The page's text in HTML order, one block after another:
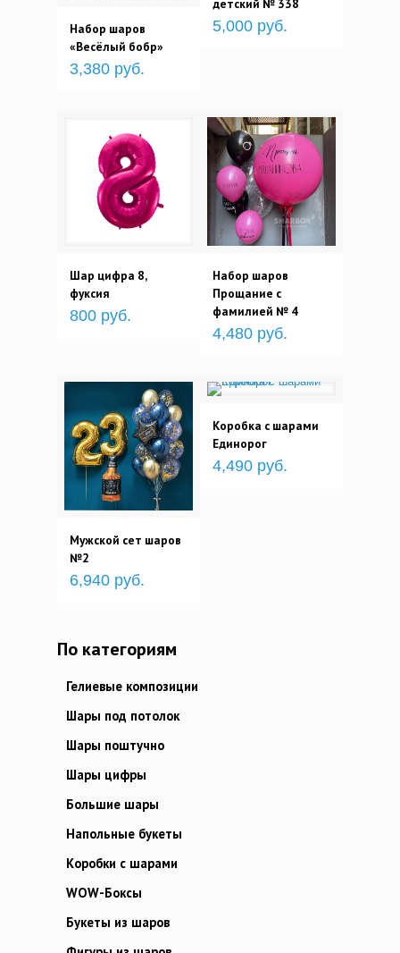
Набор шаров
«Весёлый бобр»
3,380 руб.
детский № 338
5,000 руб.
Шар цифра 8,
фуксия
800 руб.
Набор шаров
Прощание с
фамилией № 4
4,480 руб.
Мужской сет шаров
№2
6,940 руб.
Коробка с шарами
Единорог
4,490 руб.
По категориям
Гелиевые композиции
Шары под потолок
Шары поштучно
Шары цифры
Большие шары
Напольные букеты
Коробки с шарами
WOW-Боксы
Букеты из шаров